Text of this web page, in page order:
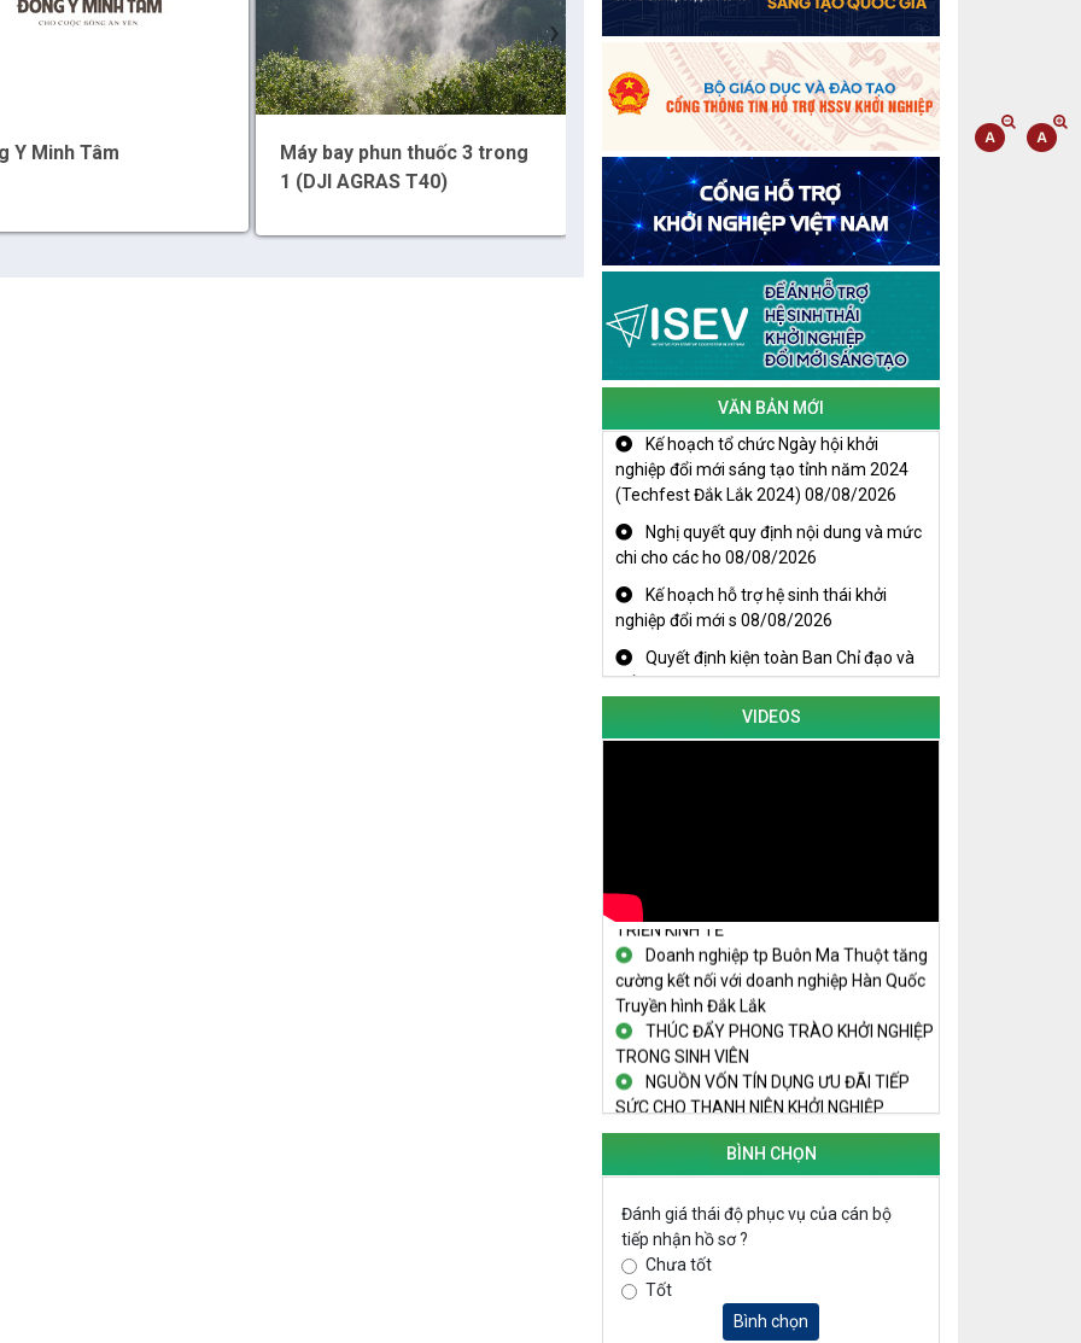
Y Minh Tâm
Máy bay phun thuốc 3 trong
1 (DJI AGRAS T40)
Cà phê đặc sản Việt Nam
100% Robusta
Gạo sạch Thăng
›
OCOP năm 2025
Kịch bản tăng trưởng kinh tế năm
2025: Khơi thông mọi nguồn lực cho
phát triển
Đắk Lắk xây dựng kịch bản tăng
trưởng kinh tế - xã hội năm 2025 đạt
8% trở lên
Cuộc thi trực tuyến tìm hiểu “50 năm
Chiến thắng Buôn Ma Thuột, giải
phóng tỉnh Đắk Lắk (10/3/1975 -
VĂN BẢN MỚI
Kế hoạch tổ chức Ngày hội khởi
nghiệp đổi mới sáng tạo tỉnh năm 2024
(Techfest Đắk Lắk 2024) 08/08/2026
Nghị quyết quy định nội dung và mức
chi cho các ho 08/08/2026
Kế hoạch hỗ trợ hệ sinh thái khởi
nghiệp đổi mới s 08/08/2026
Quyết định kiện toàn Ban Chỉ đạo và
Tổ giúp việc B08/08/2026
VIDEOS
TRAILER TECHFEST DAKLAK 2024
OK1
TRIỂN KINH TẾ
Doanh nghiệp tp Buôn Ma Thuột tăng
cường kết nối với doanh nghiệp Hàn Quốc
Truyền hình Đắk Lắk
THÚC ĐẨY PHONG TRÀO KHỞI NGHIỆP
TRONG SINH VIÊN
NGUỒN VỐN TÍN DỤNG ƯU ĐÃI TIẾP
SỨC CHO THANH NIÊN KHỞI NGHIỆP
LAN TỎA TINH THẦN KHỞI NGHIỆP
TRONG THANH NIÊN TẠI HUYỆN KRÔNG
NHỒI
NHÌN LẠI HOẠT ĐỘNG KHỞI NGHIỆP
ĐẮK LẮK GIAI ĐOẠN 2018-2020
KHAI MẠC TECHFEST 2024
TRAILER TECHFEST DAKLAK 2024
BÌNH CHỌN
Đánh giá thái độ phục vụ của cán bộ
tiếp nhận hồ sơ ?
Chưa tốt
Tốt
Bình chọn